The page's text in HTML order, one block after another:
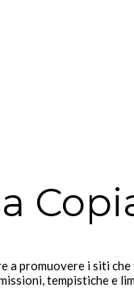
promuovere i siti
tempistiche e